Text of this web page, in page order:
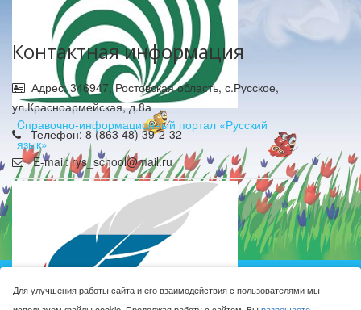
Cправочно-информационный портал «Русский
язык»
Контактная информация
Адрес: 346947, Ростовская область, с.Русское,
ул.Красноармейская, д.8а
Телефон: 8 (863 48) 39-2-32
E-mail: rys_school@mail.ru
учреждение Русская средняя общеобразовательная
Для улучшения работы сайта и его взаимодействия с пользователями мы